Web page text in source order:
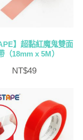
】超黏紅魔鬼雙面
（18mm x 5M）
NT$49